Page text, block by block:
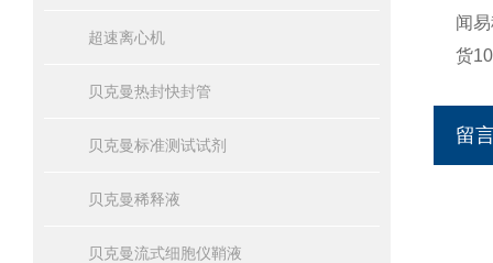
超速离心机
贝克曼热封快封管
贝克曼标准测试试剂
贝克曼稀释液
贝克曼流式细胞仪鞘液
闻
货
留